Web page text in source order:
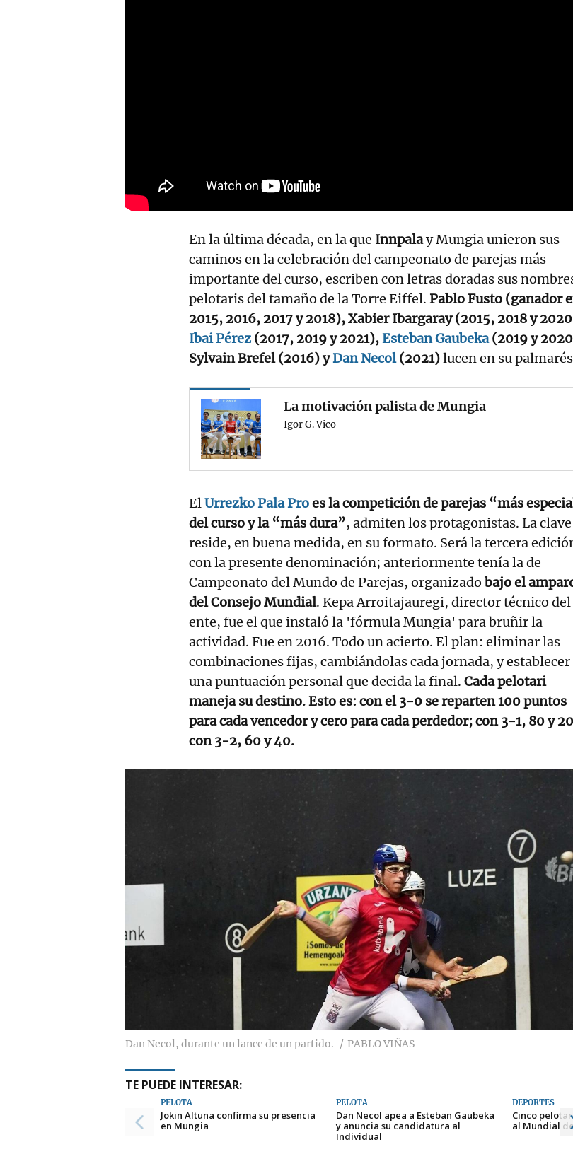
En la última década, en la que Innpalay Mungia unieron sus
caminos en la celebración del campeonato de parejas más
importante del curso, escriben con letras doradas sus
pelotaris del tamaño de la Torre Eiffel. Pablo Fusto (ganador
2015, 2016, 2017 y 2018), Xabier Ibargaray (2015, 2018 y
Ibai Pérez (2017, 2019 y 2021),Esteban Gaubeka(2019 y
Sylvain Brefel (2016) yDan Necol(2021)lucen en su
La motivación palista de Mungia
Igor G. Vico
ElUrrezko Pala Proes la competición de parejas “más
del curso y la “más dura”, admiten los protagonistas. La clave
reside, en buena medida, en su formato. Será la tercera
con la presente denominación; anteriormente tenía la de
Campeonato del Mundo de Parejas, organizado bajo el
del Consejo Mundial. Kepa Arroitajauregi, director técnico del
ente, fue el que instaló la 'fórmula Mungia' para bruñir la
actividad. Fue en 2016. Todo un acierto. El plan: eliminar las
combinaciones fijas, cambiándolas cada jornada, y establecer
una puntuación personal que decida la final. Cada pelotari
maneja su destino. Esto es: con el 3-0 se reparten 100 puntos
para cada vencedor y cero para cada perdedor; con 3-1, 80 y
con 3-2, 60 y 40.
Dan Necol, durante un lance de un partido. PABLO VIÑAS
TE PUEDE INTERESAR:
PELOTA
Jokin Altuna confirma su presencia
en Mungia
PELOTA
Dan Necol apea a Esteban Gaubeka
y anuncia su candidatura al
Individual
DEPORTES
Cinco
al Mundial